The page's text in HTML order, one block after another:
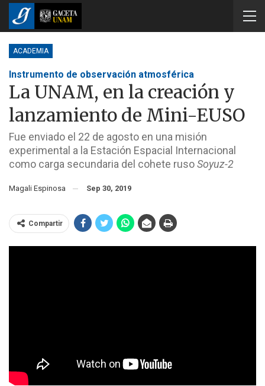
ACADEMIA
Instrumento de observación atmosférica
La UNAM, en la creación y
lanzamiento de Mini-EUSO
Fue enviado el 22 de agosto en una misión
experimental a la Estación Espacial Internacional
como carga secundaria del cohete rusoSoyuz-2
Magali Espinosa Sep 30, 2019
Compartir